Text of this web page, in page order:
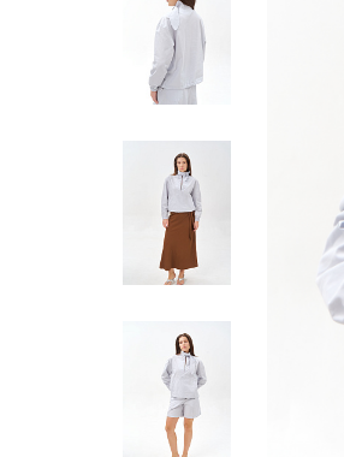
Кардиганы
Футболки
Комбинезоны
Аксессуары